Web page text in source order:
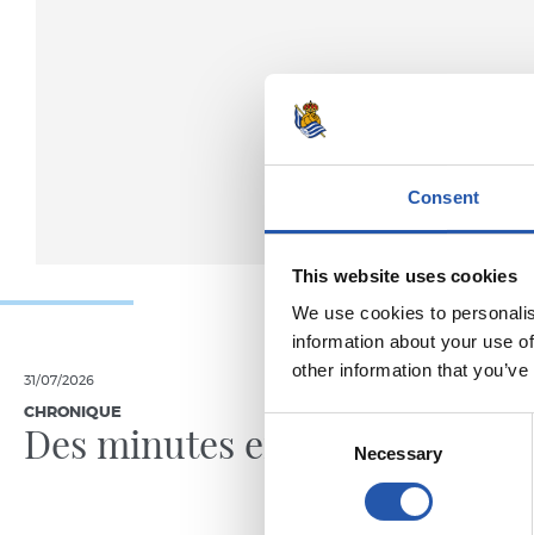
Consent
This website uses cookies
We use cookies to
information about your use
other information that
Necessary
31/07/2026
CHRONIQUE
Des minutes en plus
24/07/2026
VIDÉOS
Une